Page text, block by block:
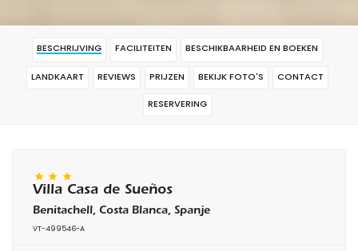
BESCHRIJVING FACILITEITEN BESCHIKBAARHEID EN BOEKEN
LANDKAART REVIEWS PRIJZEN BEKIJK FOTO'S CONTACT
RESERVERING
Villa Casa de Sueños
Benitachell, Costa Blanca, Spanje
VT-499546-A